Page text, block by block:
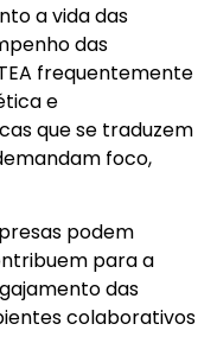
a vida das
das
frequentemente
e
que se traduzem
foco,
podem
para a
das
colaborativos